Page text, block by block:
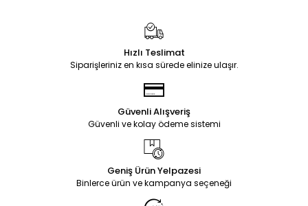
Hızlı Teslimat
Siparişleriniz en kısa sürede elinize ulaşır.
Güvenli Alışveriş
Güvenli ve kolay ödeme sistemi
Geniş Ürün Yelpazesi
Binlerce ürün ve kampanya seçeneği